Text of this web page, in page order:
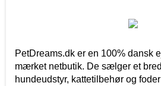
PetDreams.dk er en 100% dansk
mærket netbutik. De sælger et
hundeudstyr, kattetilbehør og